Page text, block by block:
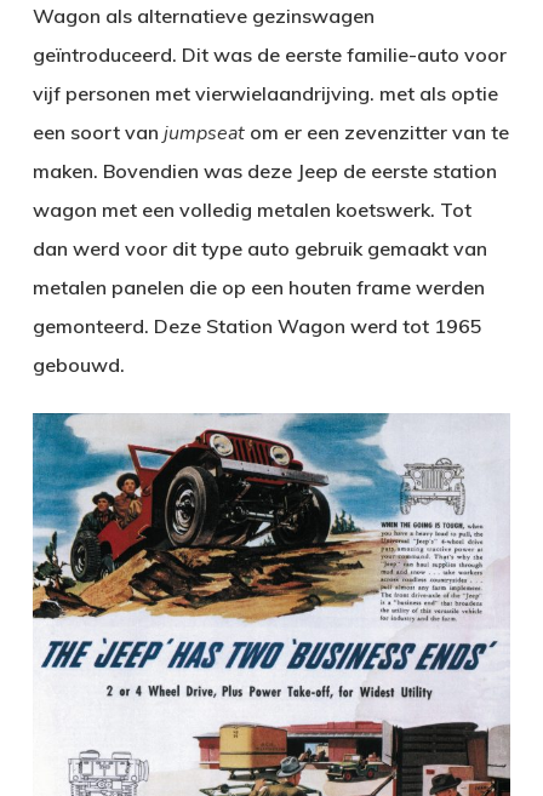
Wagon als alternatieve gezinswagen
geïntroduceerd. Dit was de eerste familie-auto voor
vijf personen met vierwielaandrijving. met als optie
een soort van jumpseatom er een zevenzitter van te
maken. Bovendien was deze Jeep de eerste station
wagon met een volledig metalen koetswerk. Tot
dan werd voor dit type auto gebruik gemaakt van
metalen panelen die op een houten frame werden
gemonteerd. Deze Station Wagon werd tot 1965
gebouwd.